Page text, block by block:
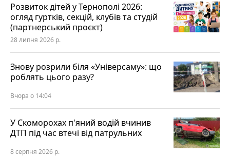
Розвиток дітей у Тернополі 2026:
огляд гуртків, секцій, клубів та студій
(партнерський проєкт)
28 липня 2026 р.
Знову розрили біля «Універсаму»: що
роблять цього разу?
Вчора о 14:04
У Скоморохах п'яний водій вчинив
ДТП під час втечі від патрульних
8 серпня 2026 р.